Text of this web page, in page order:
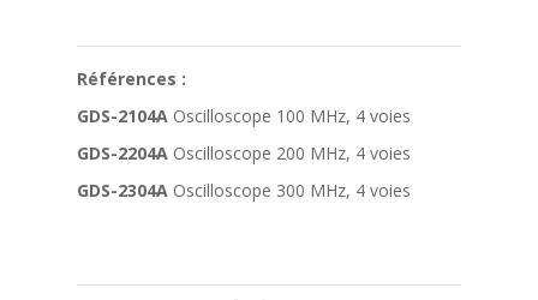
Références :
GDS-2104A Oscilloscope 100 MHz, 4 voies
GDS-2204A Oscilloscope 200 MHz, 4 voies
GDS-2304A Oscilloscope 300 MHz, 4 voies